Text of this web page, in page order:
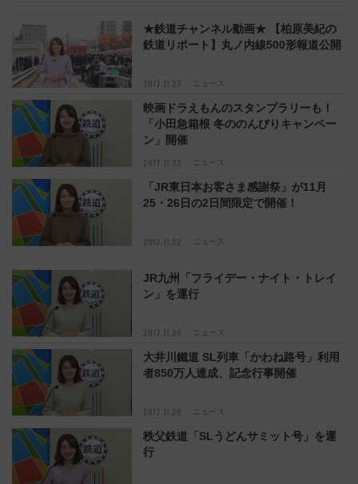
2017.11.27 ニュース
★鉄道チャンネル動画★ 【柏原美紀の
鉄道リポート】丸ノ内線500形報道公開
2017.11.22 ニュース
映画ドラえもんのスタンプラリーも！
「小田急箱根 冬ののんびりキャンペー
ン」開催
2017.11.22 ニュース
「JR東日本お客さま感謝祭」が11月
25・26日の2日間限定で開催！
2017.11.20 ニュース
JR九州「フライデー・ナイト・トレイ
ン」を運行
2017.11.20 ニュース
大井川鐵道 SL列車「かわね路号」利用
者850万人達成、記念行事開催
秩父鉄道「SLうどんサミット号」を運
行